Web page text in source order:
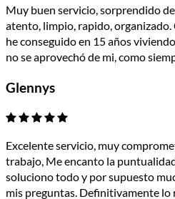
Muy buen servicio, sorprendido
atento, limpio, rapido,
he conseguido en 15 años
no se aprovechó de mi, como
Glennys
Excelente servicio, muy
trabajo, Me encanto la
soluciono todo y por supuesto
mis preguntas. Definitivamente lo